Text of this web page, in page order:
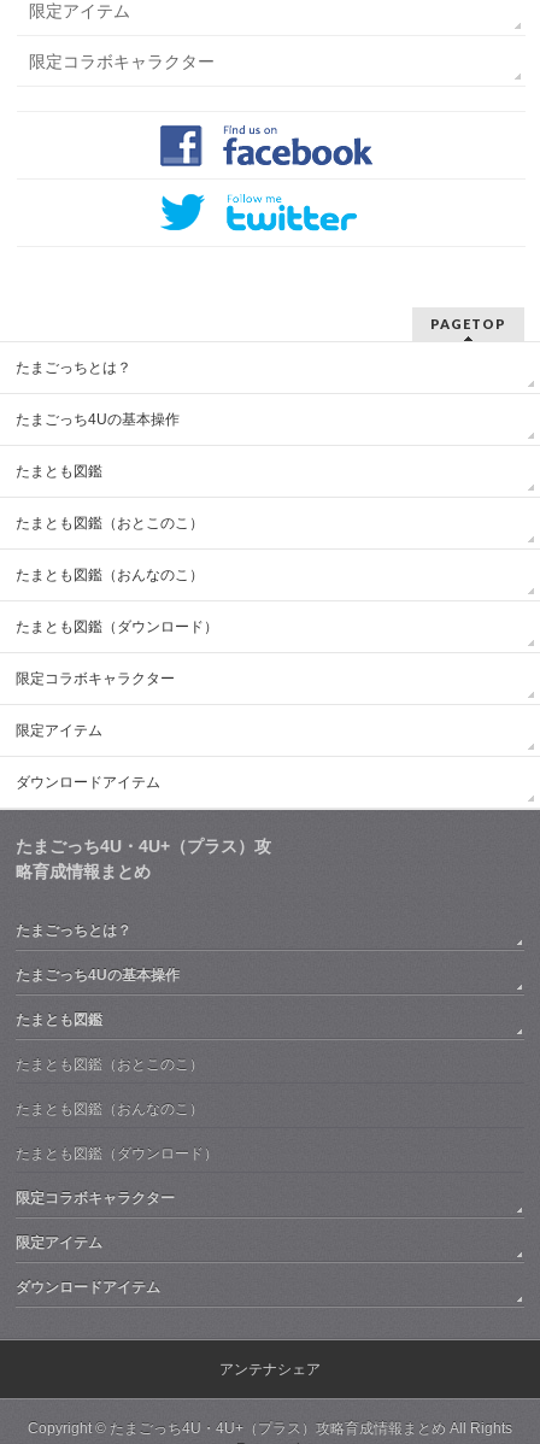
限定アイテム
限定コラボキャラクター
PAGETOP
たまごっちとは？
たまごっち4Uの基本操作
たまとも図鑑
たまとも図鑑（おとこのこ）
たまとも図鑑（おんなのこ）
たまとも図鑑（ダウンロード）
限定コラボキャラクター
限定アイテム
ダウンロードアイテム
たまごっち4U・4U+（プラス）攻
略育成情報まとめ
たまごっちとは？
たまごっち4Uの基本操作
たまとも図鑑
たまとも図鑑（おとこのこ）
たまとも図鑑（おんなのこ）
たまとも図鑑（ダウンロード）
限定コラボキャラクター
限定アイテム
ダウンロードアイテム
アンテナシェア
Copyright © たまごっち4U・4U+（プラス）攻略育成情報まとめ All Rights